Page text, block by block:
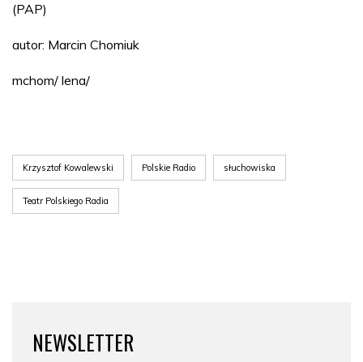
(PAP)
autor: Marcin Chomiuk
mchom/ lena/
Krzysztof Kowalewski Polskie Radio słuchowiska
Teatr Polskiego Radia
NEWSLETTER